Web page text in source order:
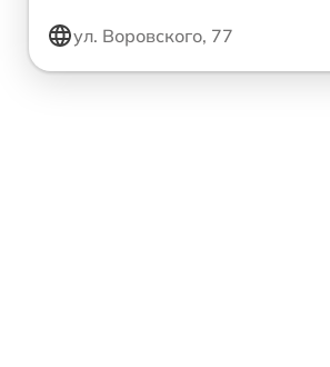
ул. Воровского, 77